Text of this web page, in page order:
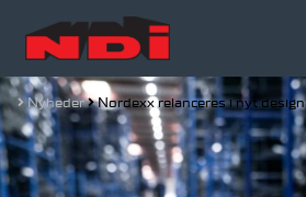
Nyheder Nordexx relanceres i nyt design